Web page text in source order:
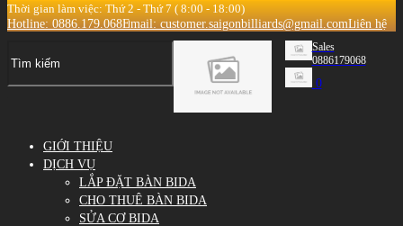
Thời gian làm việc: Thứ 2 - Thứ 7 ( 8:00 - 18:00)
Hotline: 0886.179.068Email: customer.saigonbilliards@gmail.comLiên hệ
Sales
0886179068
0
GIỚI THIỆU
DỊCH VỤ
LẮP ĐẶT BÀN BIDA
CHO THUÊ BÀN BIDA
SỬA CƠ BIDA